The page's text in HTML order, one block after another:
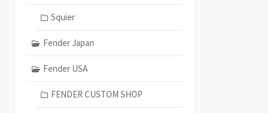
Squier
Fender Japan
Fender USA
FENDER CUSTOM SHOP